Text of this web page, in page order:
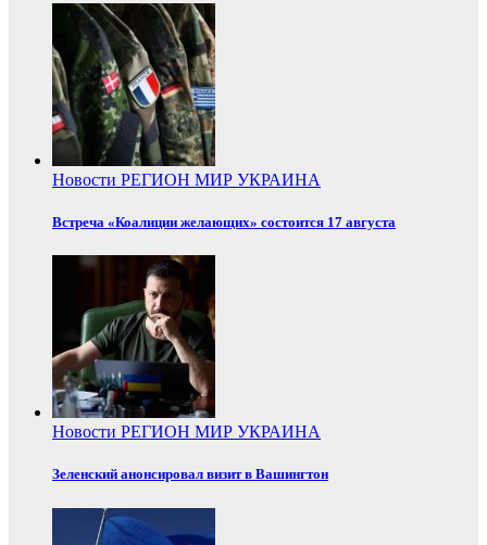
Новости РЕГИОН МИР УКРАИНА
Встреча «Коалиции желающих» состоится 17 августа
Новости РЕГИОН МИР УКРАИНА
Зеленский анонсировал визит в Вашингтон